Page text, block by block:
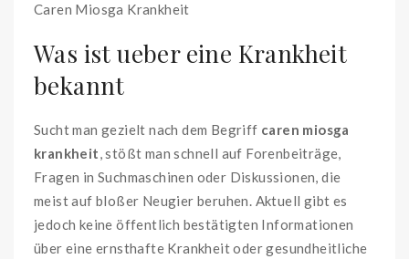
Caren Miosga Krankheit
Was ist ueber eine Krankheit
bekannt
Sucht man gezielt nach dem Begriff caren miosga
krankheit, stößt man schnell auf Forenbeiträge,
Fragen in Suchmaschinen oder Diskussionen, die
meist auf bloßer Neugier beruhen. Aktuell gibt es
jedoch keine öffentlich bestätigten Informationen
über eine ernsthafte Krankheit oder gesundheitliche